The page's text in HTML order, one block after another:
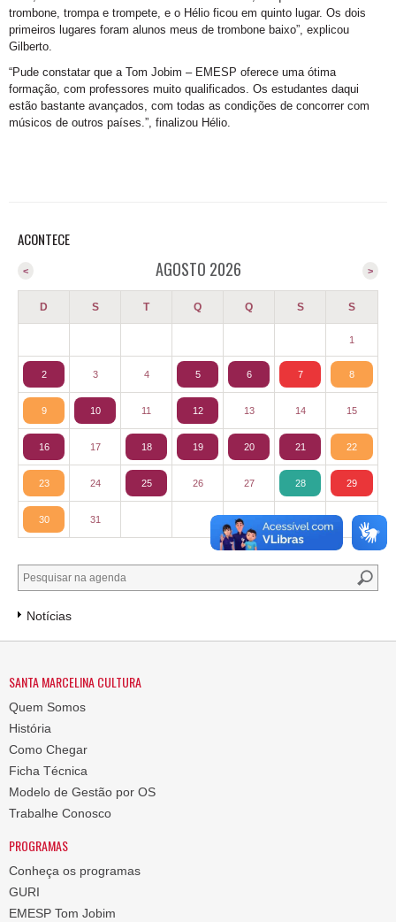
trombone, trompa e trompete, e o Hélio ficou em quinto lugar. Os dois
primeiros lugares foram alunos meus de trombone baixo”, explicou
Gilberto.
“Pude constatar que a Tom Jobim – EMESP oferece uma ótima
formação, com professores muito qualificados. Os estudantes daqui
estão bastante avançados, com todas as condições de concorrer com
músicos de outros países.”, finalizou Hélio.
ACONTECE
AGOSTO 2026 >
<
D S T Q Q S S
1
2 3 4 5 6 7 8
9 10 11 12 13 14 15
16 17 18 19 20 21 22
23 24 25 26 27 28 29
30 31
Notícias
SANTA MARCELINA CULTURA
Quem Somos
História
Como Chegar
Ficha Técnica
Modelo de Gestão por OS
Trabalhe Conosco
PROGRAMAS
Conheça os programas
GURI
EMESP Tom Jobim